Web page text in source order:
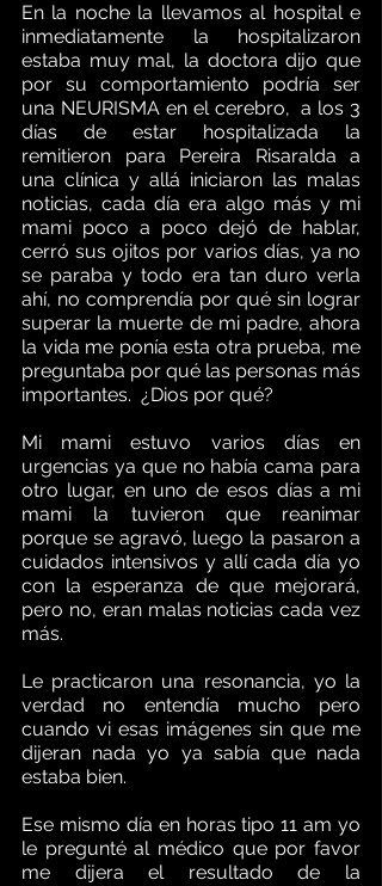
En la noche la llevamos al hospital e
inmediatamente la hospitalizaron
estaba muy mal, la doctora dijo que
por su comportamiento podría ser
una NEURISMA en el cerebro,  a los 3
días de estar hospitalizada la
remitieron para Pereira Risaralda a
una clínica y allá iniciaron las malas
noticias, cada día era algo más y mi
mami poco a poco dejó de hablar,
cerró sus ojitos por varios días, ya no
se paraba y todo era tan duro verla
ahí, no comprendía por qué sin lograr
superar la muerte de mi padre, ahora
la vida me ponía esta otra prueba, me
preguntaba por qué las personas más
importantes.  ¿Dios por qué?
Mi mami estuvo varios días en
urgencias ya que no había cama para
otro lugar, en uno de esos días a mi
mami la tuvieron que reanimar
porque se agravó, luego la pasaron a
cuidados intensivos y allí cada día yo
con la esperanza de que mejorará,
pero no, eran malas noticias cada vez
más.
Le practicaron una resonancia, yo la
verdad no entendía mucho pero
cuando vi esas imágenes sin que me
dijeran nada yo ya sabía que nada
estaba bien.
Ese mismo día en horas tipo 11 am yo
le pregunté al médico que por favor
me dijera el resultado de la